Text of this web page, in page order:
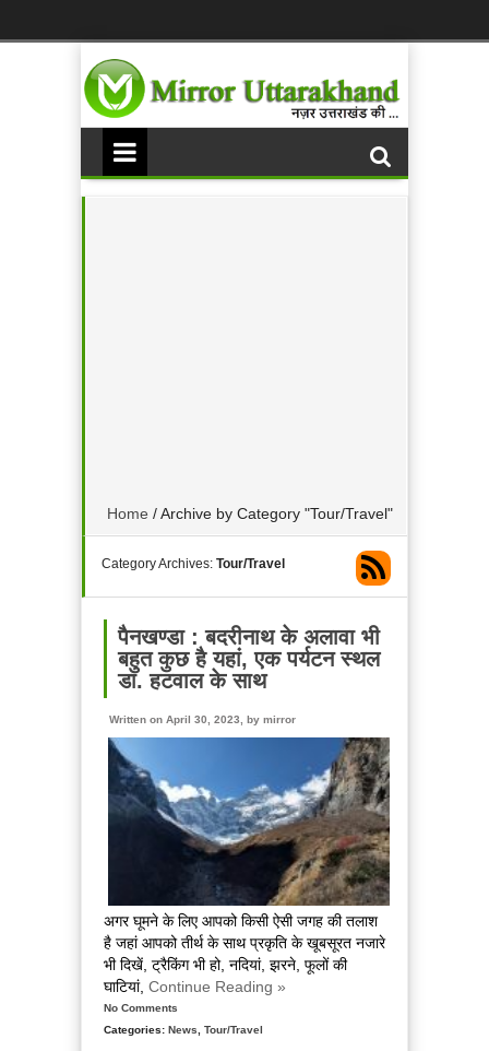
Home /Archive by Category "Tour/Travel"
Category Archives: Tour/Travel
पैनखण्डा : बदरीनाथ के अलावा भी
बहुत कुछ है यहां, एक पर्यटन स्थल
डा. हटवाल के साथ
Written on April 30, 2023, by mirror
अगर घूमने के लिए आपको किसी ऐसी जगह की तलाश
है जहां आपको तीर्थ के साथ प्रकृति के खूबसूरत नजारे
भी दिखें, ट्रैकिंग भी हो, नदियां, झरने, फूलों की
घाटियां, Continue Reading »
No Comments
Categories: News Tour/Travel